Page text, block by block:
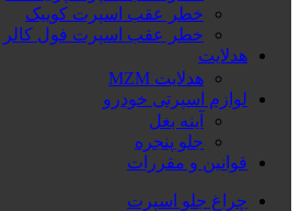
خطر عقب اسپرت کوییک
خطر عقب اسپرت فول کالر
هدلایت
هدلایت MZM
لوازم اسپرتی خودرو
آینه بغل
جلو پنجره
قوانین و مقررات
چراغ جلو اسپرت